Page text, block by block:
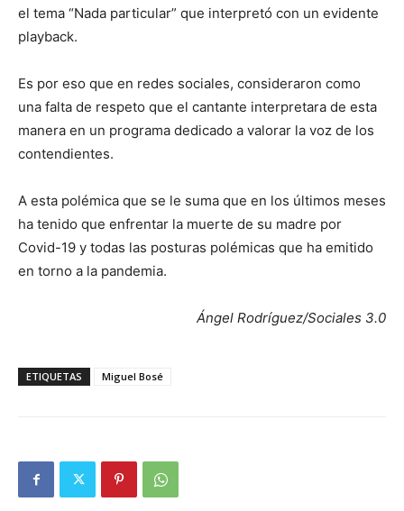
el tema “Nada particular” que interpretó con un evidente
playback.
Es por eso que en redes sociales, consideraron como
una falta de respeto que el cantante interpretara de esta
manera en un programa dedicado a valorar la voz de los
contendientes.
A esta polémica que se le suma que en los últimos meses
ha tenido que enfrentar la muerte de su madre por
Covid-19 y todas las posturas polémicas que ha emitido
en torno a la pandemia.
Ángel Rodríguez/Sociales 3.0
ETIQUETAS Miguel Bosé